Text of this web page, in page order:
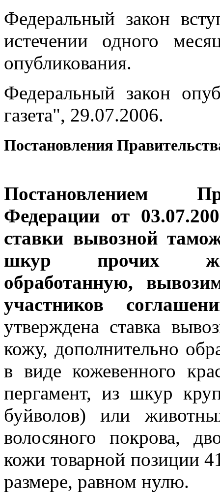
Федеральный закон
истечении одного
опубликования.
Федеральный закон
газета", 29.07.2006.
Постановления
Постановлением
Федерации от
ставки вывозной
шкур прочих
обработанную,
участников
утверждена ставка
кожу, дополнительно
в виде кожевенного
пергамент, из шкур
буйволов) или
волосяного покрова,
кожи товарной позиции
размере, равном нулю.